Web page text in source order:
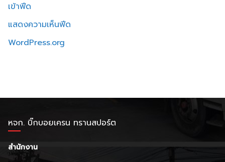
เข้าฟีด
แสดงความเห็นฟีด
WordPress.org
หจก. บิ๊กบอยเครน ทรานสปอร์ต
สำนักงาน